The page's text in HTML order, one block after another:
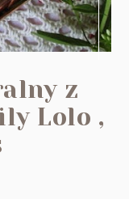
z
Lolo ,